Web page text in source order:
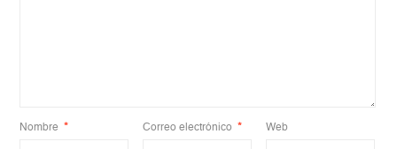
Nombre * Correo electrónico * Web